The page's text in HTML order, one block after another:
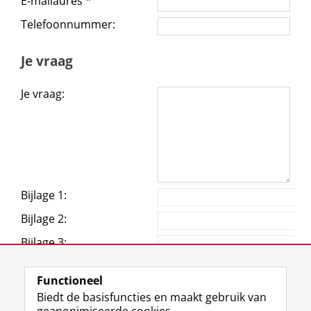
Functioneel
Biedt de basisfuncties en maakt gebruik van